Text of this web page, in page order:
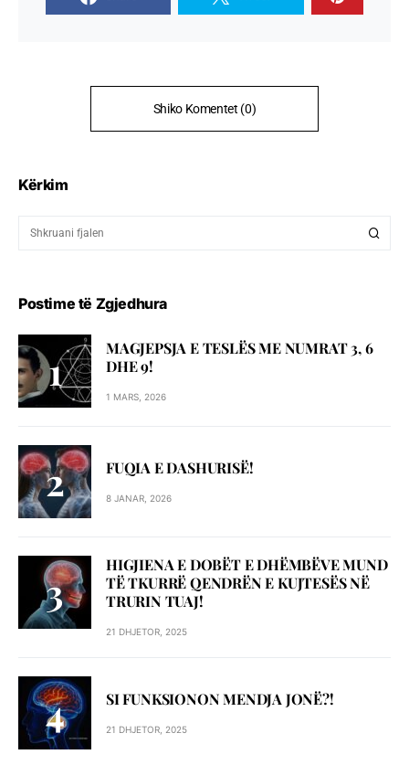
Shiko Komentet (0)
Kërkim
Postime të Zgjedhura
MAGJEPSJA E TESLËS ME NUMRAT 3, 6
DHE 9!
1 MARS, 2026
FUQIA E DASHURISË!
8 JANAR, 2026
HIGJIENA E DOBËT E DHËMBËVE MUND
TË TKURRË QENDRËN E KUJTESËS NË
TRURIN TUAJ!
21 DHJETOR, 2025
SI FUNKSIONON MENDJA JONË?!
21 DHJETOR, 2025